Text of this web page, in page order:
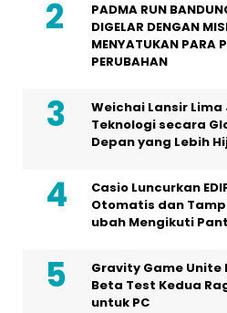
PADMA RUN
DIGELAR DENGAN
MENYATUKAN PARA
PERUBAHAN
Weichai Lansir
Teknologi secara
Depan yang Lebih
Casio Luncurkan
Otomatis dan
ubah Mengikuti
Gravity Game Unite
Beta Test Kedua
untuk PC